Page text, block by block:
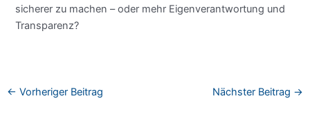
sicherer zu machen – oder mehr Eigenverantwortung und
Transparenz?
← Vorheriger Beitrag Nächster Beitrag →